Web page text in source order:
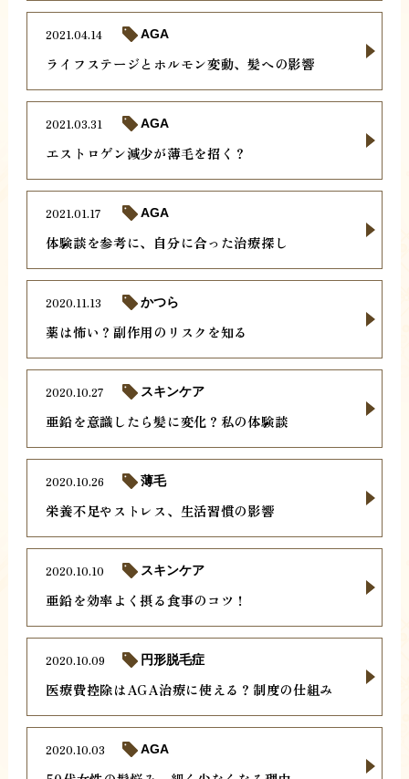
ライフステージとホルモン変動、髪への影響
2021.04.14 AGA
エストロゲン減少が薄毛を招く？
2021.03.31 AGA
体験談を参考に、自分に合った治療探し
2021.01.17 AGA
薬は怖い？副作用のリスクを知る
2020.11.13 かつら
亜鉛を意識したら髪に変化？私の体験談
2020.10.27 スキンケア
栄養不足やストレス、生活習慣の影響
2020.10.26 薄毛
亜鉛を効率よく摂る食事のコツ！
2020.10.10 スキンケア
医療費控除はAGA治療に使える？制度の仕組み
2020.10.09 円形脱毛症
2020.10.03 AGA